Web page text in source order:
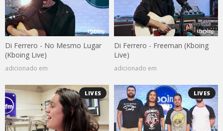
Di Ferrero - No Mesmo Lugar
(Kboing Live)
adicionado em
Di Ferrero - Freeman (Kboing
Live)
adicionado em
LIVES LIVES